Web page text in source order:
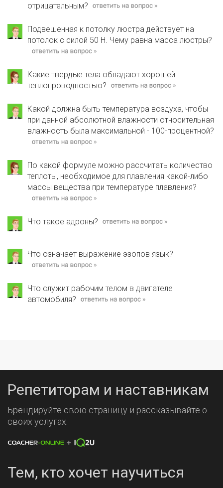
отрицательным?
Подвешенная к потолку люстра действует на
потолок с силой 50 Н. Чему равна масса люстры?
Какие твердые тела обладают хорошей
теплопроводностью?
Какой должна быть температура воздуха, чтобы
при данной абсолютной влажности относительная
влажность была максимальной - 100-процентной?
По какой формуле можно рассчитать количество
теплоты, необходимое для плавления какой-либо
массы вещества при температуре плавления?
Что такое адроны?
Что означает выражение эзопов язык?
Что служит рабочим телом в двигателе
автомобиля?
Репетиторам и наставникам
Брендируйте свою страницу и рассказывайте о
своих услугах.
Тем, кто хочет научиться